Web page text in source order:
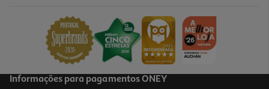
23,99 € /Kg
Informações para pagamentos ONEY